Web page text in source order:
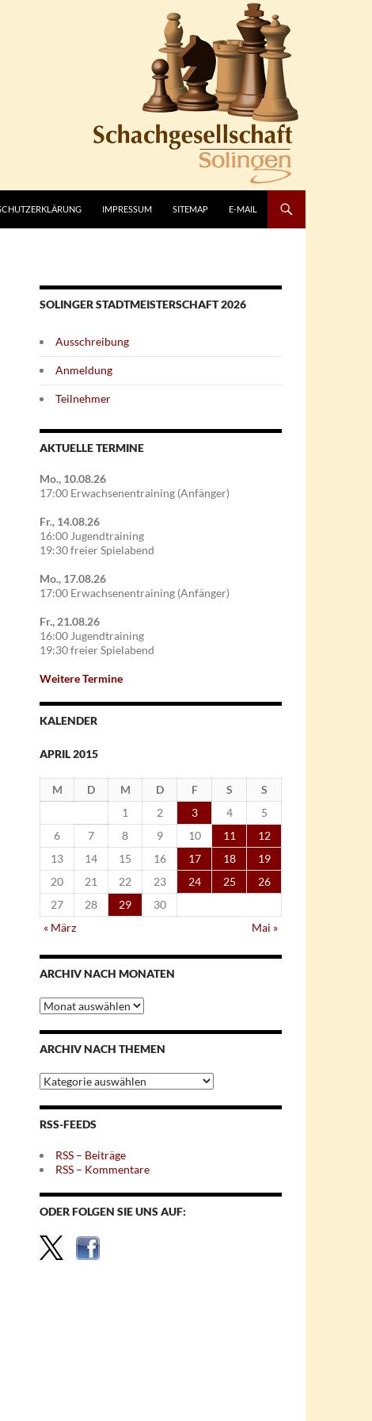
IMPRESSUM SITEMAP E-MAIL
SOLINGER STADTMEISTERSCHAFT 2026
Ausschreibung
Anmeldung
Teilnehmer
AKTUELLE TERMINE
Mo., 10.08.26
17:00 Erwachsenentraining (Anfänger)
Fr., 14.08.26
16:00 Jugendtraining
19:30 freier Spielabend
Mo., 17.08.26
17:00 Erwachsenentraining (Anfänger)
Fr., 21.08.26
16:00 Jugendtraining
19:30 freier Spielabend
Weitere Termine
KALENDER
APRIL 2015
M D M D F S
S
1
2 3 4
5
6
7 8 9 10 11
12
13
14 15 16 17 18
19
20
21 22 23 24 25
26
27
28 29
30
« März
Mai »
ARCHIV NACH MONATEN
Archiv
nach
Monaten
ARCHIV NACH THEMEN
Archiv
nach
Themen
RSS-FEEDS
RSS – Beiträge
RSS – Kommentare
ODER FOLGEN SIE UNS AUF: